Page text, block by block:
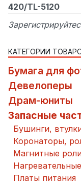
420/TL-5120
КАТЕГОРИИ
Бумага для
Девелоперы
Драм-юниты
Запасные
Бушинги,
Коронаторы,
Магнитные
Платы питания